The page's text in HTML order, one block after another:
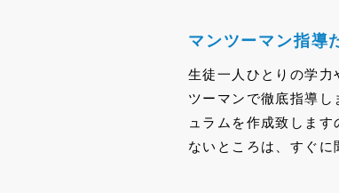
マンツーマン指導
生徒一人ひとりの学
ツーマンで徹底指導
ュラムを作成致しま
ないところは、すぐに